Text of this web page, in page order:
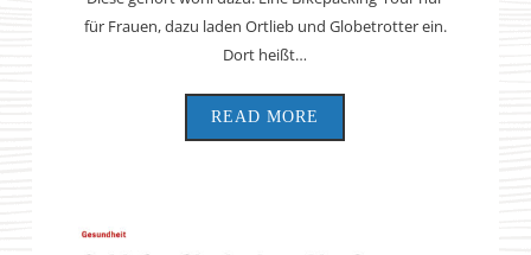
für Frauen, dazu laden Ortlieb und Globetrotter ein.
Dort heißt…
READ MORE